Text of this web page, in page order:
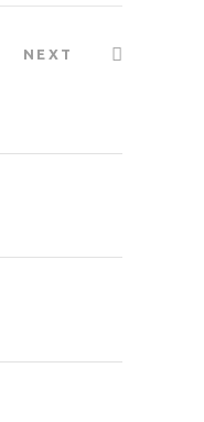
NEXT